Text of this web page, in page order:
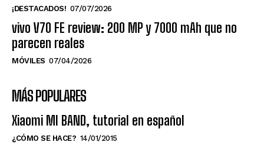
¡DESTACADOS! 07/07/2026
vivo V70 FE review: 200 MP y 7000 mAh que no
parecen reales
MÓVILES 07/04/2026
MÁS POPULARES
Xiaomi MI BAND, tutorial en español
¿CÓMO SE HACE? 14/01/2015